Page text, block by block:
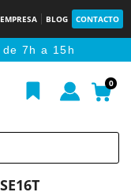
EMPRESA BLOG CONTACTO
7h a 15h
0